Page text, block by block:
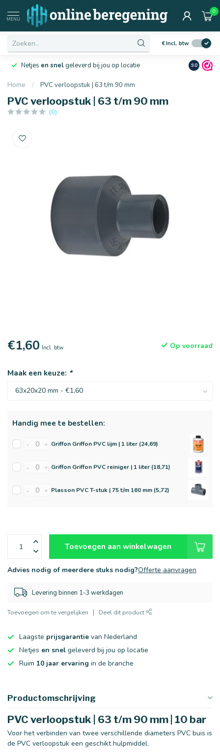
MENU
0
€Incl. btw
Netjes en snelgeleverd bij jou op locatie Ruim10
9.0
Home / PVC verloopstuk | 63 t/m 90 mm
PVC verloopstuk | 63 t/m 90 mm
(0)
€1,60 Incl. btw Op voorraad
Maak een keuze: *
Handig mee te bestellen:
- + Griffon Griffon PVC lijm | 1 liter (24,69)
- + Griffon Griffon PVC reiniger | 1 liter (18,71)
- + Plasson PVC T-stuk | 75 t/m 160 mm (5,72)
Toevoegen aan winkelwagen
Advies nodig of meerdere stuks nodig?Offerte aanvragen
Levering binnen 1-3 werkdagen
Toevoegen om te vergelijken Deel dit product
Laagste prijsgarantie van Nederland
Netjes en snel geleverd bij jou op locatie
Ruim 10 jaar ervaring in de branche
Productomschrijving
PVC verloopstuk | 63 t/m 90 mm | 10 bar
Voor het verbinden van twee verschillende diameters PVC buis is
de PVC verloopstuk een geschikt hulpmiddel.